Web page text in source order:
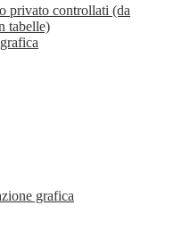
privato controllati (da
tabelle)
grafica